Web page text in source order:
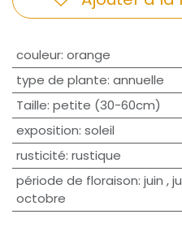
couleur: orange
type de plante: annuelle
Taille: petite (30-60cm)
exposition: soleil
rusticité: rustique
période de floraison: juin ,
octobre